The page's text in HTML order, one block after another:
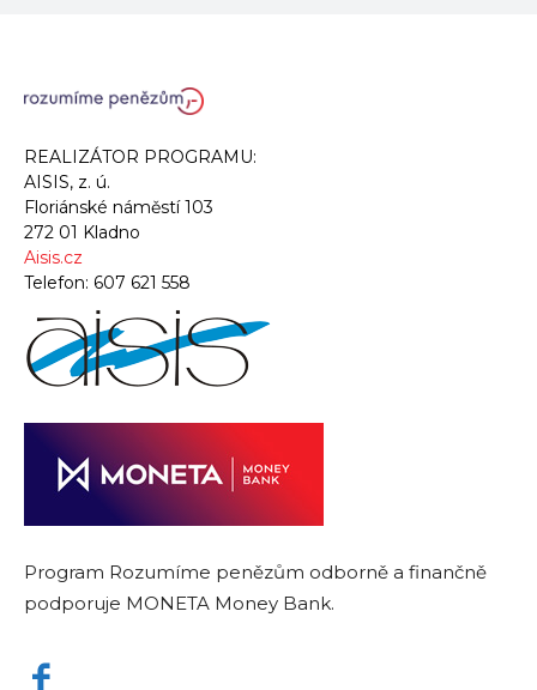
REALIZÁTOR PROGRAMU:
AISIS, z. ú.
Floriánské náměstí 103
272 01 Kladno
Aisis.cz
Telefon: 607 621 558
Program Rozumíme penězům odborně a finančně
podporuje MONETA Money Bank.